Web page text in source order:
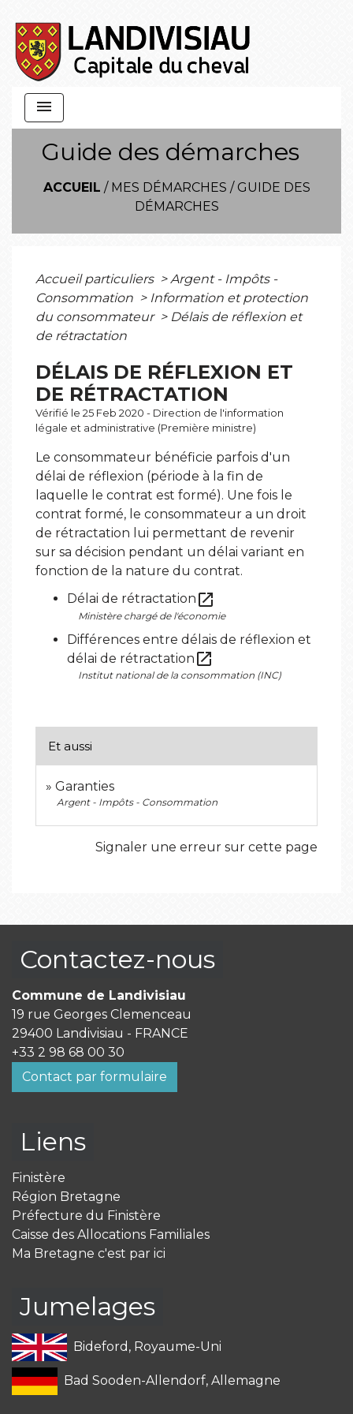
menu
Guide des démarches
ACCUEIL / MES DÉMARCHES / GUIDE DES
DÉMARCHES
Accueil particuliers > Argent - Impôts -
Consommation > Information et protection
du consommateur > Délais de réflexion et
de rétractation
DÉLAIS DE RÉFLEXION ET
DE RÉTRACTATION
Vérifié le 25 Feb 2020 - Direction de l'information
légale et administrative (Première ministre)
Le consommateur bénéficie parfois d'un
délai de réflexion (période à la fin de
laquelle le contrat est formé). Une fois le
contrat formé, le consommateur a un droit
de rétractation lui permettant de revenir
sur sa décision pendant un délai variant en
fonction de la nature du contrat.
Délai de rétractation open_in_new
Ministère chargé de l'économie
Différences entre délais de réflexion et
délai de rétractation open_in_new
Institut national de la consommation (INC)
Et aussi
Garanties
Argent - Impôts - Consommation
Signaler une erreur sur cette page
Contactez-nous
Commune de Landivisiau
19 rue Georges Clemenceau
29400 Landivisiau - FRANCE
+33 2 98 68 00 30
Contact par formulaire
Liens
Finistère
Région Bretagne
Préfecture du Finistère
Caisse des Allocations Familiales
Ma Bretagne c'est par ici
Jumelages
Bideford, Royaume-Uni
Bad Sooden-Allendorf, Allemagne